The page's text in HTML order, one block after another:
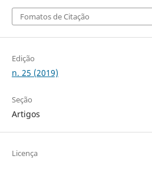
Fomatos de Citação
Edição
n. 25 (2019)
Seção
Artigos
Licença